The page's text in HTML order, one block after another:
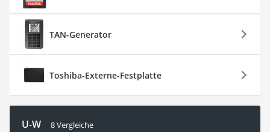
TAN-Generator
Toshiba-Externe-Festplatte
U-W 8 Vergleiche